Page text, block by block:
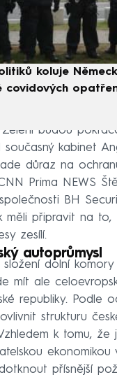
koluje
covidových
Zelení budou
současný kabinet
důraz na
Prima NEWS
BH
měli připravit na to,
zesílí.
autoprůmysl
dolní komory
mít ale
republiky. Podle
strukturu
k tomu, že
ekonomikou
přísnější